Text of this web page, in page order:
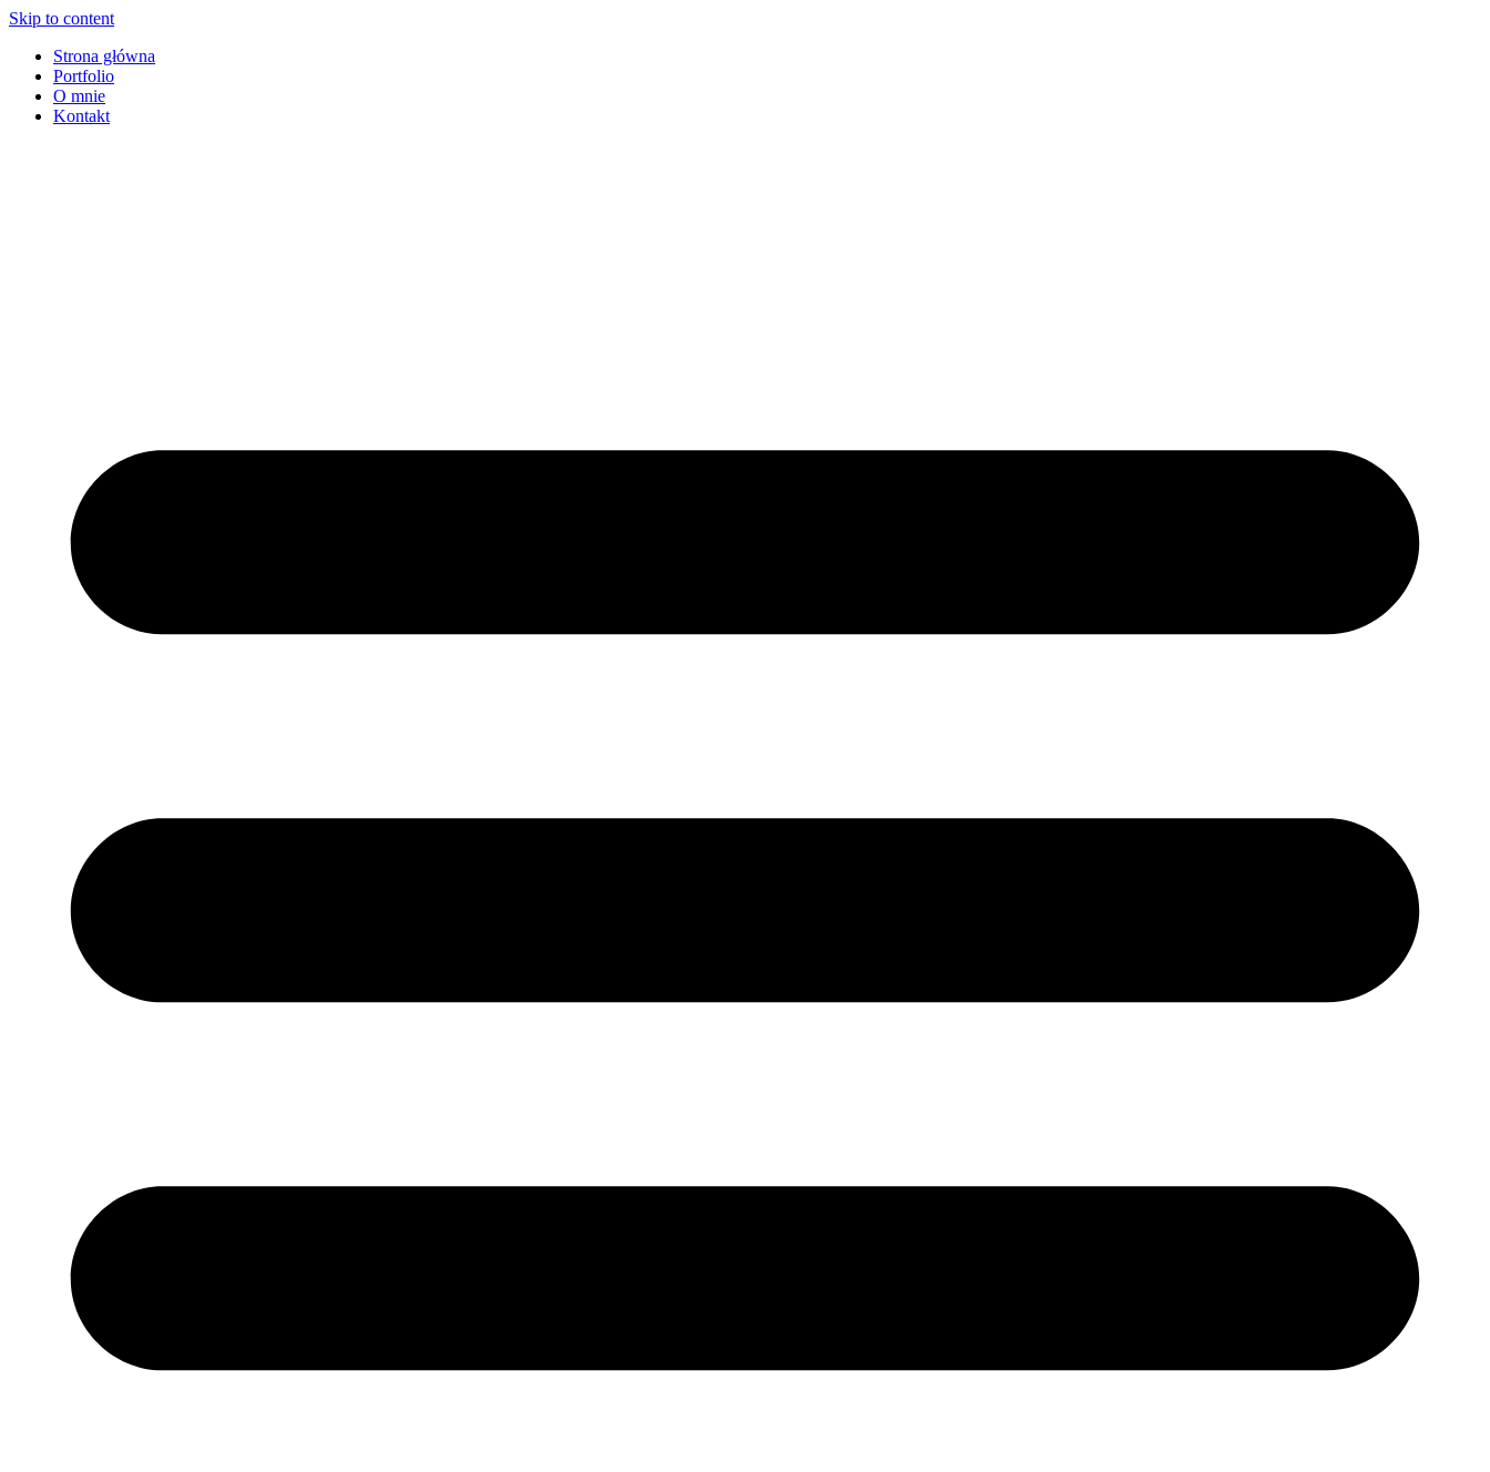
Skip to content
Strona główna
Portfolio
O mnie
Kontakt